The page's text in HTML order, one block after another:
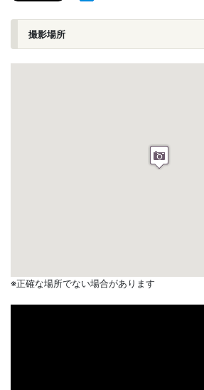
撮影場所
※正確な場所でない場合があります